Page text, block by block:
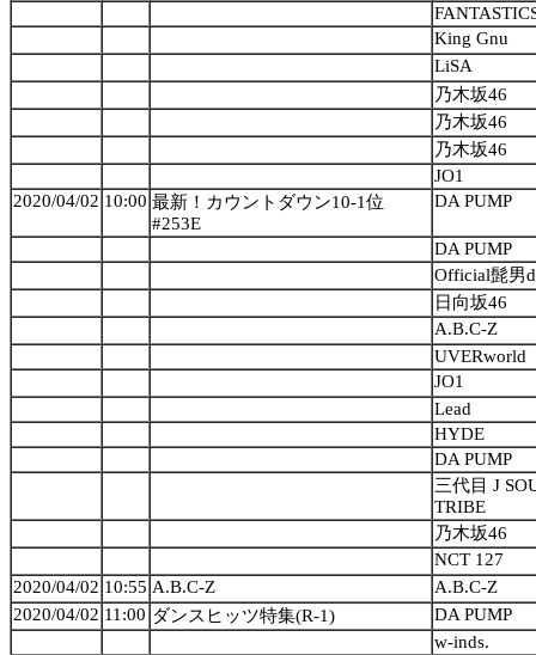
King Gnu
LiSA
乃木坂46
乃木坂46
乃木坂46
JO1
2020/04/02 10:00 最新！カウントダウン10-1位
#253E
DA PUMP
DA PUMP
Official髭男
日向坂46
A.B.C-Z
UVERworld
JO1
Lead
HYDE
DA PUMP
三代目 J
TRIBE
乃木坂46
NCT 127
2020/04/02 10:55 A.B.C-Z
A.B.C-Z
2020/04/02 11:00 ダンスヒッツ特集(R-1)
DA PUMP
w-inds.